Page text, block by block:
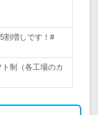
割増しです！#
制（各工場のカ